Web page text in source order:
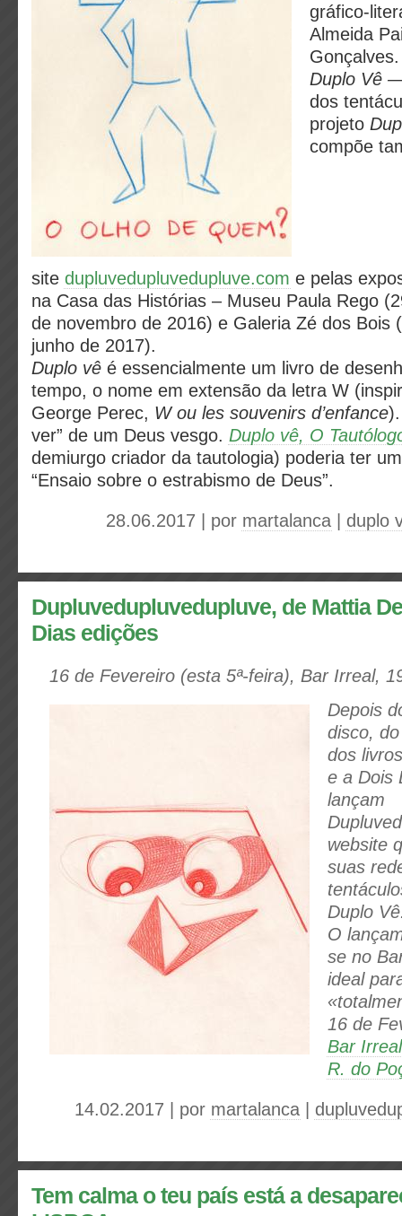
gráfico-
Almeida
Gonçalves.
Duplo Vê
dos
projeto
compõe
site dupluvedupluvedupluve.com e pelas
na Casa das Histórias – Museu Paula Rego
de novembro de 2016) e Galeria Zé dos Bois
junho de 2017).
Duplo vê é essencialmente um livro de
tempo, o nome em extensão da letra W
George Perec, W ou les souvenirs d’enfance
ver” de um Deus vesgo. Duplo vê, O
demiurgo criador da tautologia) poderia ter
“Ensaio sobre o estrabismo de Deus”.
28.06.2017 | por martalanca duplo
Dupluvedupluvedupluve, de Mattia
Dias edições
16 de Fevereiro (esta 5ª-feira), Bar Irreal,
Depois
disco,
dos
e a Dois
lançam
website
suas
Duplo
O
se no
ideal
16 de
Bar Irreal
R. do
14.02.2017 | por martalanca |
Tem calma o teu país está a